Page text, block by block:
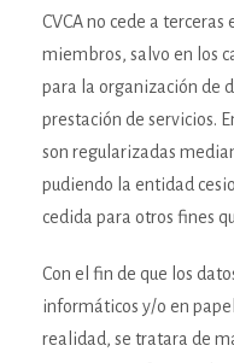
CVCA no cede a terceras
miembros, salvo en los
para la organización de
prestación de servicios.
son regularizadas
pudiendo la entidad
cedida para otros fines
Con el fin de que los
informáticos y/o en
realidad, se tratara de